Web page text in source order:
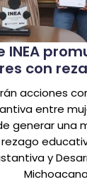
INEA
con
acciones
entre
generar una
y